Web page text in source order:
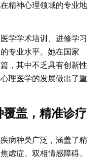
精神心理领域的专业地
学学术培训、进修学习
专业水平。她在国家
，其中不乏具有创新性
理医学的发展做出了重
盖，精准诊疗
病种类广泛，涵盖了精
虑症、双相情感障碍、